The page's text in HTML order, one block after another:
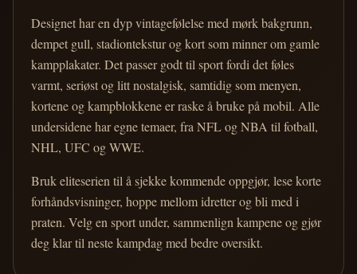
Designet har en dyp vintagefølelse med mørk bakgrunn,
dempet gull, stadiontekstur og kort som minner om gamle
kampplakater. Det passer godt til sport fordi det føles
varmt, seriøst og litt nostalgisk, samtidig som menyen,
kortene og kampblokkene er raske å bruke på mobil. Alle
undersidene har egne temaer, fra NFL og NBA til fotball,
NHL, UFC og WWE.
Bruk eliteserien til å sjekke kommende oppgjør, lese korte
forhåndsvisninger, hoppe mellom idretter og bli med i
praten. Velg en sport under, sammenlign kampene og gjør
deg klar til neste kampdag med bedre oversikt.